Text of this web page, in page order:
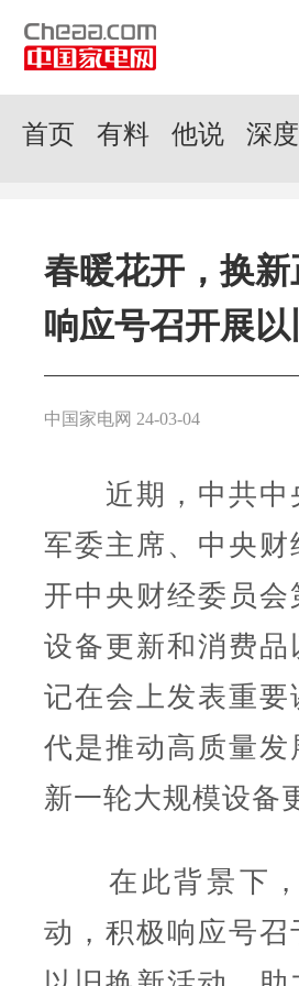
首页 有料 他说 深度
春暖花开，换
响应号召开展
中国家电网 24-03-04
近期，中共中
军委主席、中央
开中央财经委员
设备更新和消费
记在会上发表重
代是推动高质量
新一轮大规模设备
在此背景下，
动，积极响应号